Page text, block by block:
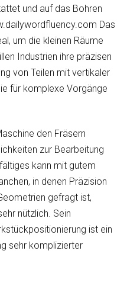
und auf das Bohren
Das
um die kleinen Räume
Industrien ihre präzisen
von Teilen mit vertikaler
für komplexe Vorgänge
den Fräsern
zur Bearbeitung
kann mit gutem
in denen Präzision
gefragt ist,
nützlich. Sein
ist ein
sehr komplizierter